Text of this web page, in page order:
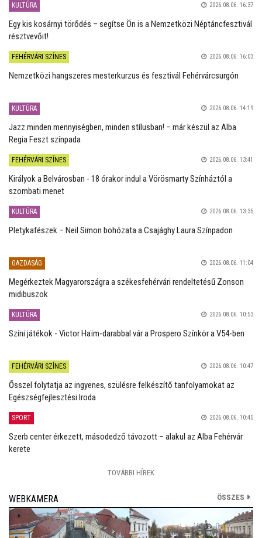
KULTÚRA 2026.08.06. 16:37
Egy kis kosárnyi törődés – segítse Ön is a Nemzetközi Néptáncfesztivál
résztvevőit!
FEHÉRVÁRI SZÍNES 2026.08.06. 16:03
Nemzetközi hangszeres mesterkurzus és fesztivál Fehérvárcsurgón
KULTÚRA 2026.08.06. 14:19
Jazz minden mennyiségben, minden stílusban! – már készül az Alba
Regia Feszt színpada
FEHÉRVÁRI SZÍNES 2026.08.06. 13:41
Királyok a Belvárosban - 18 órakor indul a Vörösmarty Színháztól a
szombati menet
KULTÚRA 2026.08.06. 13:35
Pletykafészek – Neil Simon bohózata a Csajághy Laura Színpadon
GAZDASÁG 2026.08.06. 11:04
Megérkeztek Magyarországra a székesfehérvári rendeltetésű Zonson
midibuszok
KULTÚRA 2026.08.06. 10:53
Színi játékok - Victor Haïm-darabbal vár a Prospero Színkör a V54-ben
FEHÉRVÁRI SZÍNES 2026.08.06. 10:47
Ősszel folytatja az ingyenes, szülésre felkészítő tanfolyamokat az
Egészségfejlesztési Iroda
SPORT 2026.08.06. 10:45
Szerb center érkezett, másodedző távozott – alakul az Alba Fehérvár
kerete
TOVÁBBI HÍREK
WEBKAMERA ÖSSZES